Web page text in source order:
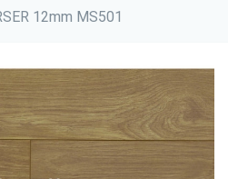
12mm MS501